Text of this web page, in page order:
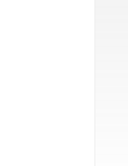
Blocuri de
Electrocasnice si